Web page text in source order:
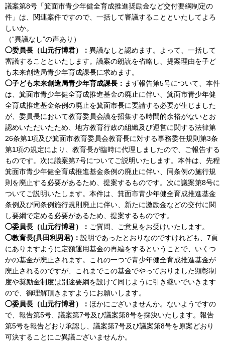
議案第8号「箕面市青少年健全育成推進奨励金など交付要綱制定の
件」は、関連案件ですので、一括して審議することといたしてよろ
しいか。
（“異議なし”の声あり）
◯委員長（山元行博君）： 異議なしと認めます。よって、一括して
審議することといたします。議案の朗読を省略し、提案理由を子ど
も未来創造局青少年育成課長に求めます。
◯子ども未来創造局青少年育成課長： まず報告第5号について、本件
は、箕面市青少年健全育成推進基金の廃止に伴い、箕面市青少年健
全育成推進基金条例の廃止を箕面市長に要請する必要が生じました
が、委員長において教育委員会議を招集する時間的余裕がないとお
認めいただいたため、地方教育行政の組織及び運営に関する法律第
26条第1項及び箕面市教育委員会教育長に対する事務委任規則第3条
第1項の規定により、教育長が臨時に代理しましたので、ご報告する
ものです。次に議案第7号についてご説明いたします。本件は、先程
箕面市青少年健全育成推進基金条例の廃止に伴い、同条例の施行規
則を廃止する必要があるため、提案するものです。次に議案第8号に
ついてご説明いたします。本件は、箕面市青少年健全育成推進基金
条例及び同条例施行規則廃止に伴い、新たに激励金などの交付に関
し要綱で定める必要があるため、提案するものです。
◯委員長（山元行博君）： ご質問、ご意見をお受けいたします。
◯教育長(具田利男君)： 説明であったとおりなのですけれども、7頁
にありますように定額運用基金の再編をするということで、いくつ
かの基金が廃止されます。これの一つで青少年健全育成推進基金が
廃止されるのですが、これまでこの基金でやっておりました顕彰制
度や奨励金制度は別途要綱を設けて同じように引き継いでいきます
ので、御理解頂きますようにお願いします。
◯委員長（山元行博君）： ほかにございませんか。ないようですの
で、報告第5号、議案第7号及び議案第8号を採決いたします。報告
第5号を報告どおり承認し、議案第7号及び議案第8号を原案どおり
可決することにご異議ございませんか。